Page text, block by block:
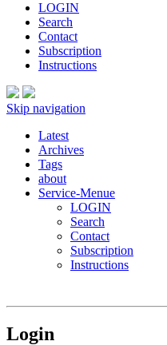
LOGIN
Search
Contact
Subscription
Instructions
Skip navigation
Latest
Archives
Tags
about
Service-Menue
LOGIN
Search
Contact
Subscription
Instructions
Login